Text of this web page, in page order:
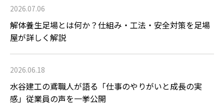
2026.07.06
解体養生足場とは何か？仕組み・工法・安全対策を足場
屋が詳しく解説
2026.06.18
水谷建工の鳶職人が語る「仕事のやりがいと成長の実
感」従業員の声を一挙公開